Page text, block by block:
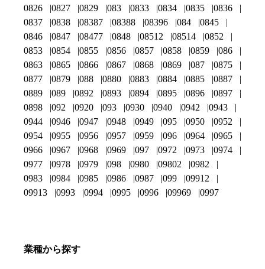
0826
0827 0829 083 0833 0834 0835
0836
0837
0838 08387 08388 08396 084
0845
0846
0847 08477 0848 08512 08514
0852
0853
0854 0855 0856 0857 0858 0859
086
0863
0865 0866 0867 0868 0869 087
0875
0877
0879 088 0880 0883 0884 0885
0887
0889
089 0892 0893 0894 0895 0896
0897
0898
092 0920 093 0930 0940 0942
0943
0944
0946 0947 0948 0949 095 0950
0952
0954
0955 0956 0957 0959 096 0964
0965
0966
0967 0968 0969 097 0972 0973
0974
0977
0978 0979 098 0980 09802
0982
0983
0984 0985 0986 0987 099
09912
09913
0993 0994 0995 0996 09969 0997
業種から探す